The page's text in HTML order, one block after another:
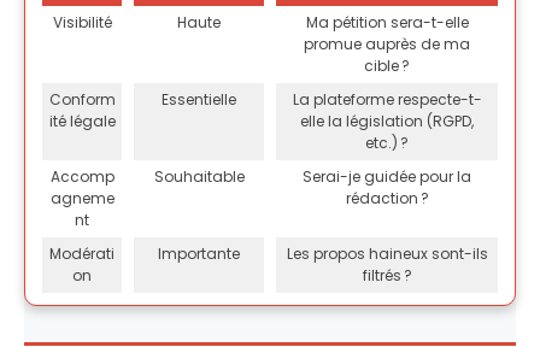
Visibilité Haute
Ma pétition sera-t-elle
promue auprès de ma
cible ?
Conform
ité légale
Essentielle
La plateforme respecte-t-
elle la législation (RGPD,
etc.) ?
Accomp
agneme
nt
Souhaitable
Serai-je guidée pour la
rédaction ?
Modérati
on
Importante
Les propos haineux sont-ils
filtrés ?